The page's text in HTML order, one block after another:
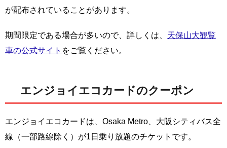
が配布されていることがあります。
期間限定である場合が多いので、詳しくは、 天保山大観覧
車の公式サイト をご覧ください。
エンジョイエコカードのクーポン
エンジョイエコカードは、Osaka Metro、大阪シティバス全
線（一部路線除く）が1日乗り放題のチケットです。